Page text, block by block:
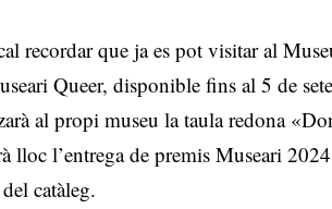
recordar que ja es pot visitar al
Queer, disponible fins al 5 de
al propi museu la taula redona
lloc l’entrega de premis Museari
catàleg.